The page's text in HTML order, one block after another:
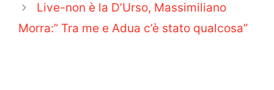
Live-non è la D’Urso, Massimiliano
Morra:” Tra me e Adua c’è stato qualcosa”